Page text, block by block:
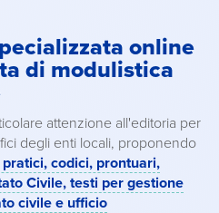
online
di modulistica
attenzione all'editoria per
degli enti locali, proponendo
codici, prontuari,
Civile, testi per gestione
civile e ufficio